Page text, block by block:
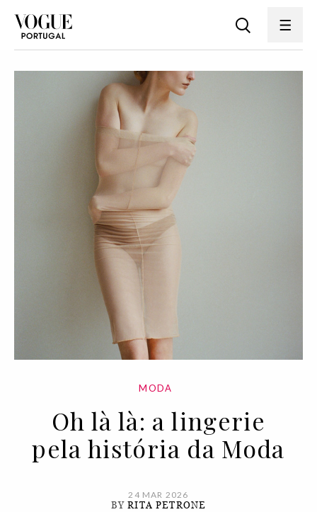
MODA
Oh là là: a lingerie
pela história da Moda
24 MAR 2026
BYRITA PETRONE